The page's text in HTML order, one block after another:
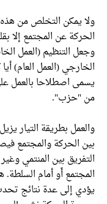
ولا يمكن التخلص من
الحركة عن المجتمع إلا
وجعل التنظيم (العمل
الخارجي (العمل العام)
يسمى اصطلاحا بالعمل
من "حزب".
والعمل بطريقة التيار
بين الحركة والمجتمع
التفريق بين المنتمي
المجتمع أَو أمام السلطة.
يؤدي إلى عدة نتائج